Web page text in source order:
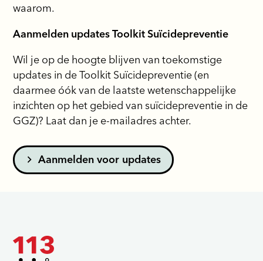
waarom.
Aanmelden updates Toolkit Suïcidepreventie
Wil je op de hoogte blijven van toekomstige
updates in de Toolkit Suïcidepreventie (en
daarmee óók van de laatste wetenschappelijke
inzichten op het gebied van suïcidepreventie in de
GGZ)? Laat dan je e-mailadres achter.
Aanmelden voor updates